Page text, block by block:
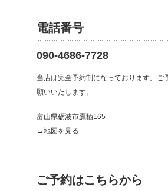
電話番号
090-4686-7728
当店は完全予約制になっております。ご
願いいたします。
富山県砺波市鷹栖165
→地図を見る
ご予約はこちらから